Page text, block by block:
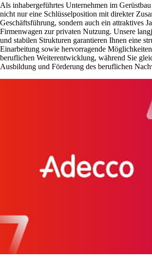
Als inhabergeführtes Unternehmen im
nicht nur eine Schlüsselposition mit direkter
Geschäftsführung, sondern auch ein attraktives
Firmenwagen zur privaten Nutzung. Unsere
und stabilen Strukturen garantieren Ihnen eine
Einarbeitung sowie hervorragende
beruflichen Weiterentwicklung, während Sie
Ausbildung und Förderung des beruflichen